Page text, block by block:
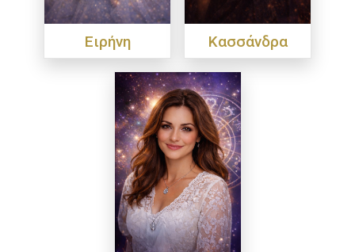
Ειρήνη Κασσάνδρα